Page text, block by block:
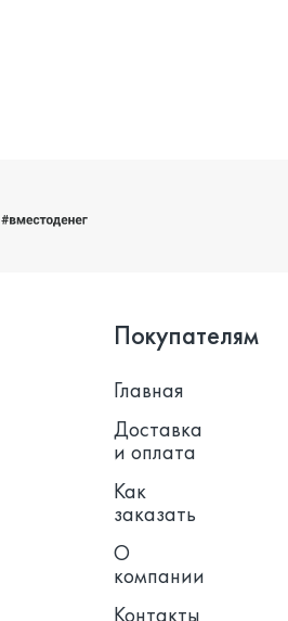
Покупателям
Главная
Доставка
и оплата
Как
заказать
О
компании
Контакты